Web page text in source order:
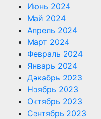
Июнь 2024
Май 2024
Апрель 2024
Март 2024
Февраль 2024
Январь 2024
Декабрь 2023
Ноябрь 2023
Октябрь 2023
Сентябрь 2023